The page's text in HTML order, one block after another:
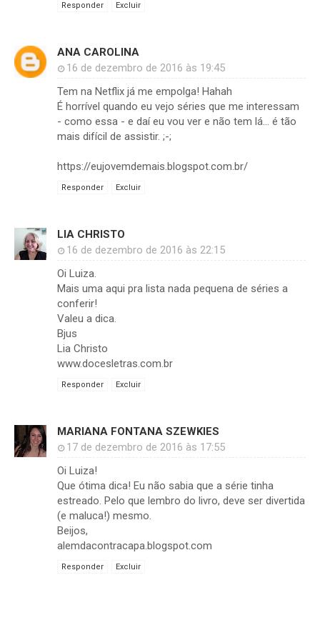
Responder Excluir
ANA CAROLINA
16 de dezembro de 2016 às 19:45
Tem na Netflix já me empolga! Hahah
É horrível quando eu vejo séries que me interessam
- como essa - e daí eu vou ver e não tem lá... é tão
mais difícil de assistir. ;-;
https://eujovemdemais.blogspot.com.br/
Responder Excluir
LIA CHRISTO
16 de dezembro de 2016 às 22:15
Oi Luiza.
Mais uma aqui pra lista nada pequena de séries a
conferir!
Valeu a dica.
Bjus
Lia Christo
www.docesletras.com.br
Responder Excluir
MARIANA FONTANA SZEWKIES
17 de dezembro de 2016 às 17:55
Oi Luiza!
Que ótima dica! Eu não sabia que a série tinha
estreado. Pelo que lembro do livro, deve ser divertida
(e maluca!) mesmo.
Beijos,
alemdacontracapa.blogspot.com
Responder Excluir